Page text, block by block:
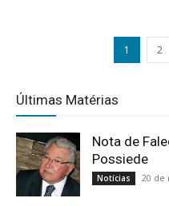
1 2
Últimas Matérias
Nota de
Possiede
Notícias 20 de